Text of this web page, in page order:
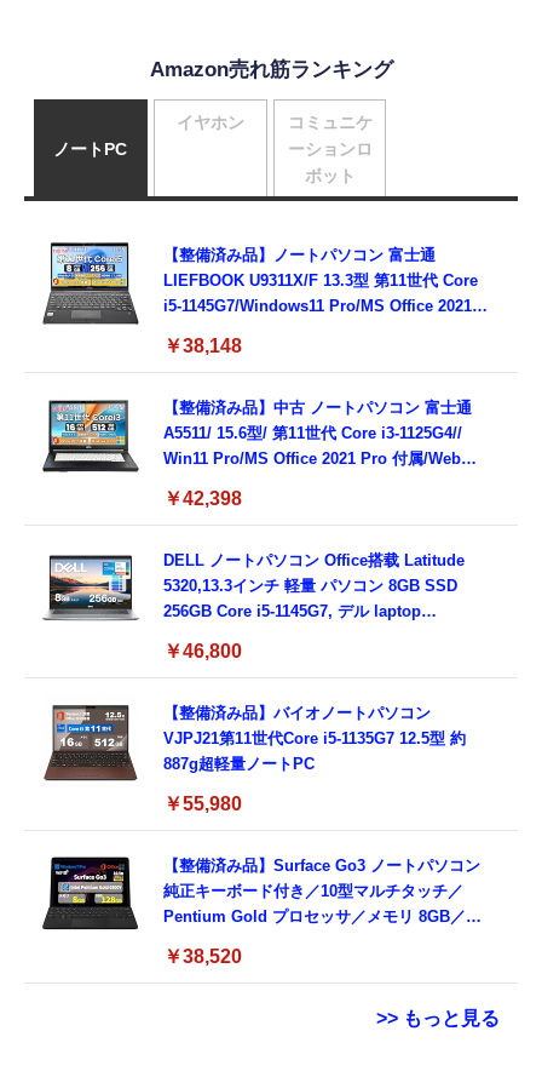
Amazon売れ筋ランキング
ノートPC
【整備済み品】ノートパソコン 富士通
LIEFBOOK U9311X/F 13.3型 第11世代 Core
i5-1145G7/Windows11 Pro/MS Office 2021搭
Type-C/360度回転対応/有線静音マウス付
8GB,SSD256GB)
￥38,148
【整備済み品】中古 ノートパソコン 富士通
A5511/ 15.6型/ 第11世代 Core i3-1125G4//
Win11 Pro/MS Office 2021 Pro 付属/Webカ
3.0)/ 有線静音マウス付属/ 180日保証（メモリ
￥42,398
DELL ノートパソコン Office搭载 Latitude
5320,13.3インチ 軽量 パソコン 8GB SSD
256GB Core i5-1145G7, デル laptop
ド付き (整備済み品)
￥46,800
【整備済み品】バイオノートパソコン
VJPJ21第11世代Core i5-1135G7 12.5型 約
887g超軽量ノートPC
￥55,980
【整備済み品】Surface Go3 ノートパソコン
純正キーボード付き／10型マルチタッチ／
Pentium Gold プロセッサ／メモリ 8GB／
Bluetooth5.0／USB-C／1080p顔認証カメラ
￥38,520
>> もっと見る
イヤホン
コミュニケ
ーションロ
ボット